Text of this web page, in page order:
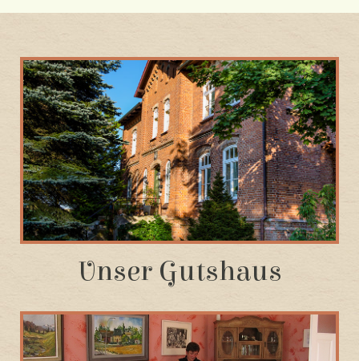
Unser Gutshaus